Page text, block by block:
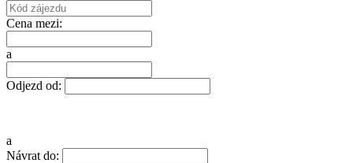
Cena mezi:
a
Odjezd od:
a
Návrat do: